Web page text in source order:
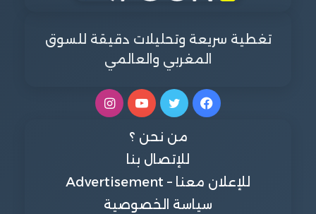
تغطية سريعة وتحليلات دقيقة للسوق
المغربي والعالمي
فيسبوكتويتر يوتيوبانستقرام
من نحن ؟
للإتصال بنا
للإعلان معنا – Advertisement
سياسة الخصوصية